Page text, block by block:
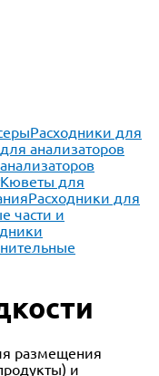
Расходники для
анализаторов
Кюветы для
Расходники для
части и
размещения
и